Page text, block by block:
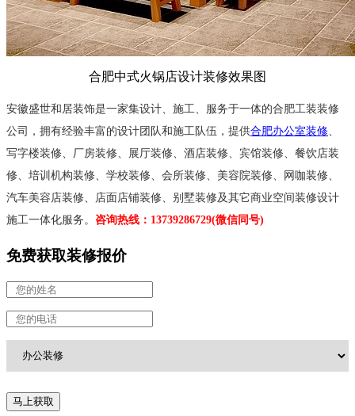
合肥中式火锅店设计装修效果图
安徽盛世和居装饰是一家集设计、施工、服务于一体的合肥工装装修
公司， 拥有经验丰富的设计团队和施工队伍， 提供合肥办公室装修
写字楼装修、厂房装修、展厅装修、酒店装修、 宾馆装修、 餐饮店装
修、培训机构装修、学校装修、会所装修、美容院装修、网咖装修、
汽车美容店装修、店面店铺装修、别墅装修及其它商业空间装修设计
施工一体化服务。 咨询热线：13739286729(微信同号)
免费获取装修报价